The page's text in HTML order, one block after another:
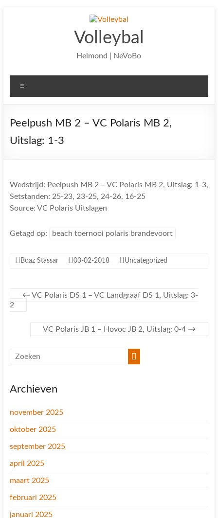
Volleybal
Helmond | NeVoBo
Peelpush MB 2 – VC Polaris MB 2,
Uitslag: 1-3
Wedstrijd: Peelpush MB 2 – VC Polaris MB 2, Uitslag: 1-3,
Setstanden: 25-23, 23-25, 24-26, 16-25
Source: VC Polaris Uitslagen
Getagd op: beach toernooi polaris brandevoort
Boaz Stassar 03-02-2018 Uncategorized
← VC Polaris DS 1 – VC Landgraaf DS 1, Uitslag: 3-
2
VC Polaris JB 1 – Hovoc JB 2, Uitslag: 0-4 →
Archieven
november 2025
oktober 2025
september 2025
april 2025
maart 2025
februari 2025
januari 2025